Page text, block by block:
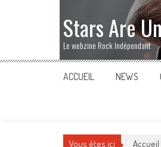
Stars Are
Le webzine Rock Indépendant
ACCUEIL NEWS
Vous êtes ici Accueil